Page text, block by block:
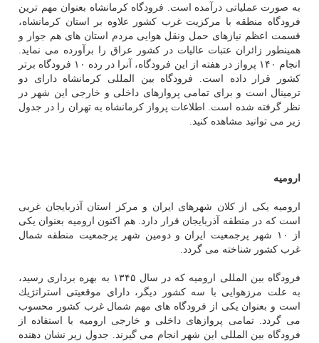
به صورت عملیاتی درآمده است. فرودگاه كرمانشاه بعنوان مهم ترین
فرودگاه منطقه با مركزیت غرب كشور علاوه بر استان كرمانشاه،
قسمت اعظم نیازهای حمل ونقل هوایی مردم استان های هم جوار و
همینطور زائران عتبات عالیات در كشور عراق را برآورده می نماید.
انجام ۱۴۰ پرواز در هفته از این فرودگاه، آنرا در رده ۱۰ فرودگاه برتر
كشور قرار داده است. فرودگاه بین المللی كرمانشاه دارای دو
ترمینال است و برای تمامی پروازهای داخلی و خارجی این شهر در
نظر گرفته شده است. اطلاعات پرواز كرمانشاه به تهران را در جدول
زیر می توانید مشاهده كنید.
ارومیه
ارومیه یكی از كلان شهرهای ایران و مركز استان آذربایجان غربی
است كه در منطقه آذربایجان قرار دارد. هم اكنون ارومیه بعنوان یكی
از ۱۰ شهر پرجمعیت ایران و دومین شهر پرجمعیت منطقه شمال
غرب كشور شناخته می گردد.
فرودگاه بین المللی ارومیه كه در سال ۱۳۴۵ به بهره برداری رسید،
به علت مرزهوایی با سه كشور دیگر، دارای موقعیتی استراتژیك
است و بعنوان یكی از فرودگاه های مهم شمال غرب كشور محسوب
می گردد. تمامی پروازهای داخلی و خارجی ارومیه با استفاده از
فرودگاه بین المللی این شهر انجام می گیرند. جدول زیر نشان دهنده